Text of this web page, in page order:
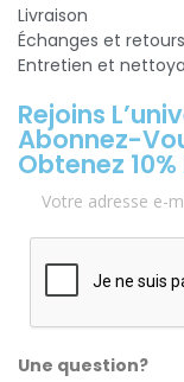
Livraison
Échanges et retours
Entretien et
Rejoins
Abonnez-
Obtenez
Une question?